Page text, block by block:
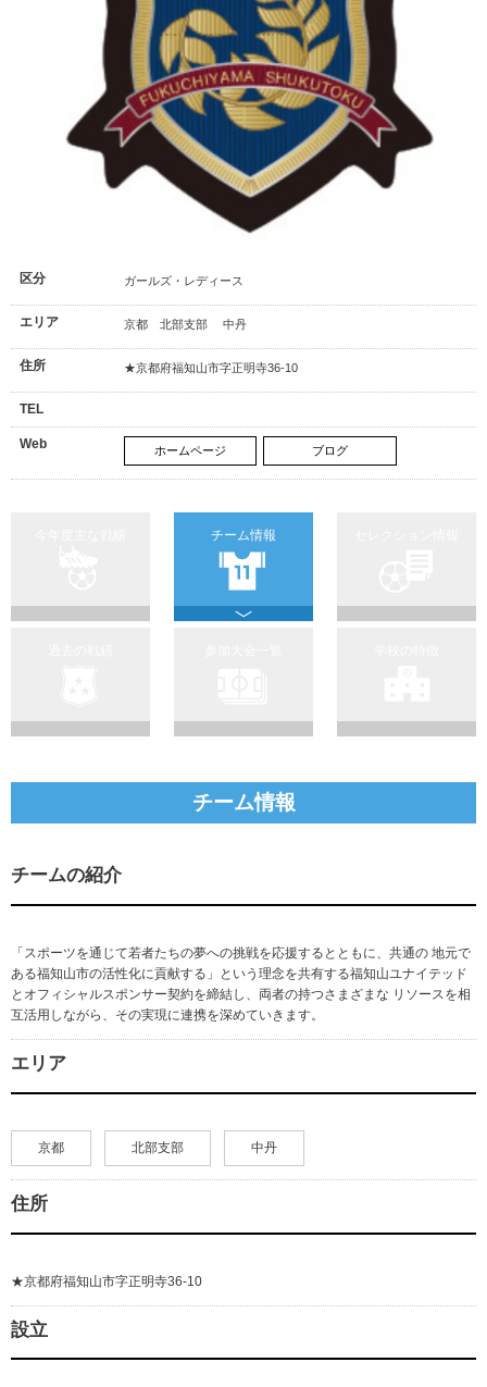
区分 ガールズ・レディース
エリア 京都 北部支部 中丹
住所 ★京都府福知山市字正明寺36-10
TEL
Web ホームページ ブログ
チーム情報
チーム情報
チームの紹介
「スポーツを通じて若者たちの夢への挑戦を応援するとともに、共通の 地元で
ある福知山市の活性化に貢献する」という理念を共有する福知山ユナイテッド
とオフィシャルスポンサー契約を締結し、両者の持つさまざまな リソースを相
互活用しながら、その実現に連携を深めていきます。
エリア
京都 北部支部 中丹
住所
★京都府福知山市字正明寺36-10
設立